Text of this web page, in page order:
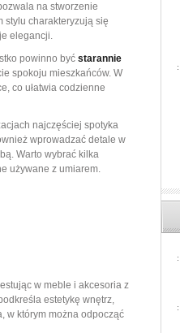
na stworzenie
stylu charakteryzują się
elegancji.
powinno być starannie
spokoju mieszkańców. W
co ułatwia codzienne
najczęściej spotyka
wprowadzać detale w
Warto wybrać kilka
używane z umiarem.
w meble i akcesoria z
estetykę wnętrz,
w którym można odpocząć